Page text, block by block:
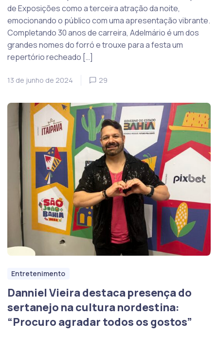
de Exposições como a terceira atração da noite,
emocionando o público com uma apresentação vibrante.
Completando 30 anos de carreira, Adelmário é um dos
grandes nomes do forró e trouxe para a festa um
repertório recheado […]
13 de junho de 2024 29
Entretenimento
Danniel Vieira destaca presença do
sertanejo na cultura nordestina:
“Procuro agradar todos os gostos”